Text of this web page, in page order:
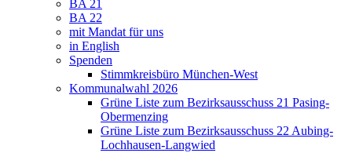
BA 21
BA 22
mit Mandat für uns
in English
Spenden
Stimmkreisbüro München-West
Kommunalwahl 2026
Grüne Liste zum Bezirksausschuss 21 Pasing-
Obermenzing
Grüne Liste zum Bezirksausschuss 22 Aubing-
Lochhausen-Langwied